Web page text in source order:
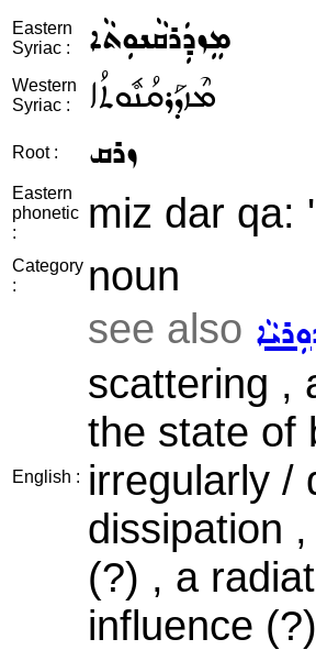
Eastern
Syriac :
ܡܸܙܕܲܪܩܵܢܘܼܬܵܐ
Western
Syriac :
ܡܶܙܕܰܪܩܳܢܽܘܬܳܐ
Root : ܙܪܩ
Eastern
phonetic
:
miz dar qa:
Category
:
noun
English :
see also
scattering ,
the state of
irregularly /
dissipation
(?) , a
influence